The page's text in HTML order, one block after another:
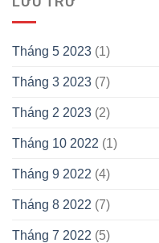
Tháng 5 2023 (1)
Tháng 3 2023 (7)
Tháng 2 2023 (2)
Tháng 10 2022 (1)
Tháng 9 2022 (4)
Tháng 8 2022 (7)
Tháng 7 2022 (5)